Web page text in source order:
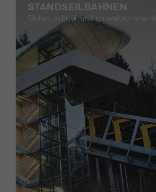
STANDSEILBAHNEN
Sicher, schnell und umweltschonend